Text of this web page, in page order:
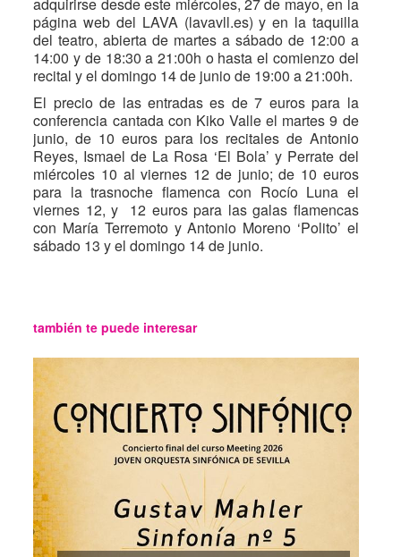
página web del LAVA (lavavll.es) y en la taquilla
del teatro, abierta de martes a sábado de 12:00 a
14:00 y de 18:30 a 21:00h o hasta el comienzo del
recital y el domingo 14 de junio de 19:00 a 21:00h.
El precio de las entradas es de 7 euros para la
conferencia cantada con Kiko Valle el martes 9 de
junio, de 10 euros para los recitales de Antonio
Reyes, Ismael de La Rosa ‘El Bola’ y Perrate del
miércoles 10 al viernes 12 de junio; de 10 euros
para la trasnoche flamenca con Rocío Luna el
viernes 12, y 12 euros para las galas flamencas
con María Terremoto y Antonio Moreno ‘Polito’ el
sábado 13 y el domingo 14 de junio.
también te puede interesar